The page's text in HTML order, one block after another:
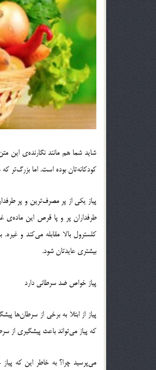
شاید شما هم مانند نگارنده‌ی این
کودکانه‌تان بوده است. اما بزرگ‌تر
پیاز یکی از پر مصرف‌ترین و پر
طرفداران پر و پا قرص این
کلسترول بالا مقابله می‌کند و
بیشتری عایدتان شود.
پیاز خواص ضد سرطانی دارد
پیاز از ابتلا به برخی از
که پیاز می‌تواند باعث پیشگیری از
می‌پرسید چرا؟ به خاطر این که